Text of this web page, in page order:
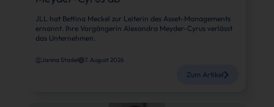
JLL hat Bettina Meckel zur Leiterin des Asset-Managements
ernannt. Ihre Vorgängerin Alexandra Meyder-Cyrus verlässt
das Unternehmen.
Janina Stadel 7. August 2026
Zum Artikel